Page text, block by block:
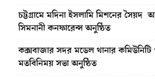
চট্টগ্রামে মদিনা ইসলামি মিশনের সৈয়দ
সিমনানী কনফারেন্স অনুষ্ঠিত
কক্সবাজার সদর মডেল থানার কমিউনিটি
মতবিনিময় সভা অনুষ্ঠিত